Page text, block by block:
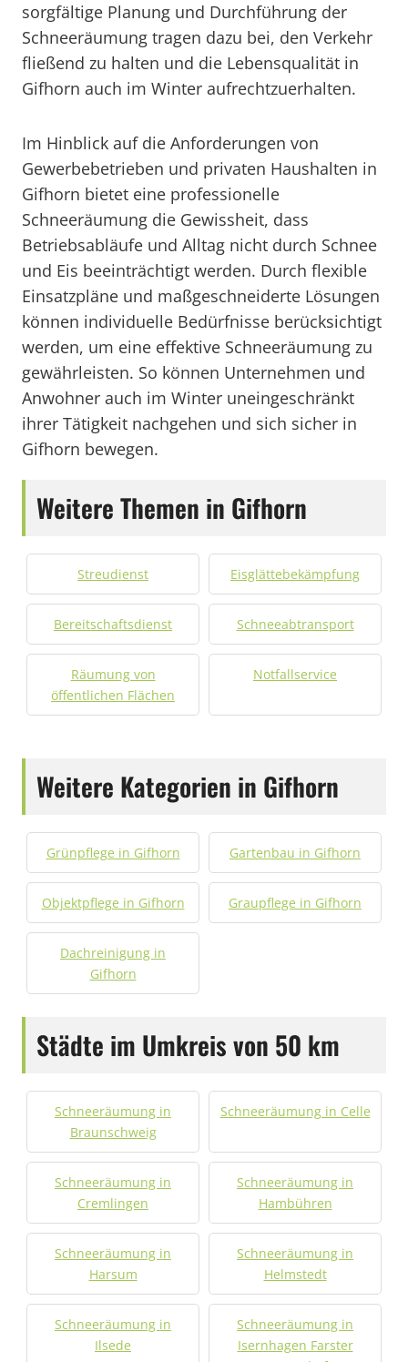
sorgfältige Planung und Durchführung der
Schneeräumung tragen dazu bei, den Verkehr
fließend zu halten und die Lebensqualität in
Gifhorn auch im Winter aufrechtzuerhalten.
Im Hinblick auf die Anforderungen von
Gewerbebetrieben und privaten Haushalten in
Gifhorn bietet eine professionelle
Schneeräumung die Gewissheit, dass
Betriebsabläufe und Alltag nicht durch Schnee
und Eis beeinträchtigt werden. Durch flexible
Einsatzpläne und maßgeschneiderte Lösungen
können individuelle Bedürfnisse berücksichtigt
werden, um eine effektive Schneeräumung zu
gewährleisten. So können Unternehmen und
Anwohner auch im Winter uneingeschränkt
ihrer Tätigkeit nachgehen und sich sicher in
Gifhorn bewegen.
Weitere Themen in Gifhorn
Streudienst Eisglättebekämpfung
Bereitschaftsdienst Schneeabtransport
Räumung von
öffentlichen Flächen
Notfallservice
Weitere Kategorien in Gifhorn
Grünpflege in Gifhorn Gartenbau in Gifhorn
Objektpflege in Gifhorn Graupflege in Gifhorn
Dachreinigung in
Gifhorn
Städte im Umkreis von 50 km
Schneeräumung in
Braunschweig
Schneeräumung in Celle
Schneeräumung in
Cremlingen
Schneeräumung in
Hambühren
Schneeräumung in
Harsum
Schneeräumung in
Helmstedt
Schneeräumung in
Ilsede
Schneeräumung in
Isernhagen Farster